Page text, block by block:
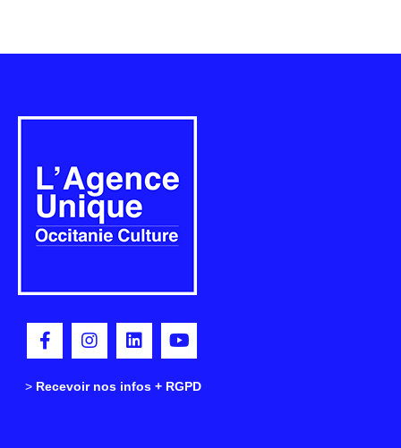
> Recevoir nos infos + RGPD